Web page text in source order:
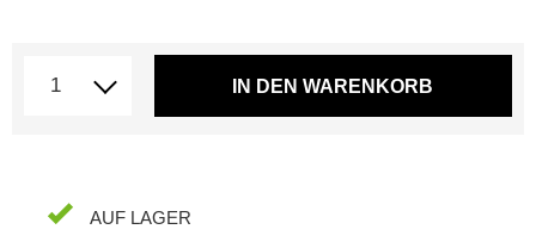
IN DEN WARENKORB
AUF LAGER